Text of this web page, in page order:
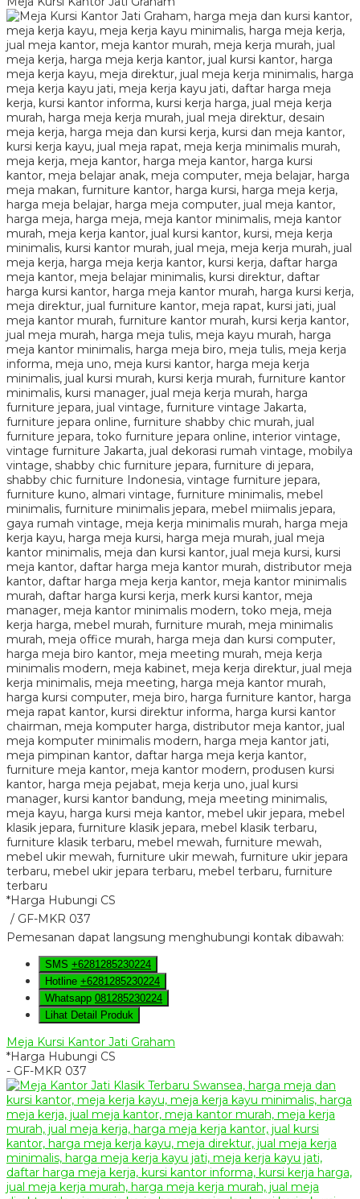
*Harga Hubungi CS
/ GF-MKR 037
Pemesanan dapat langsung menghubungi kontak dibawah:
SMS +6281285230224
Hotline +6281285230224
Whatsapp 081285230224
Lihat Detail Produk
Meja Kursi Kantor Jati Graham
*Harga Hubungi CS
- GF-MKR 037